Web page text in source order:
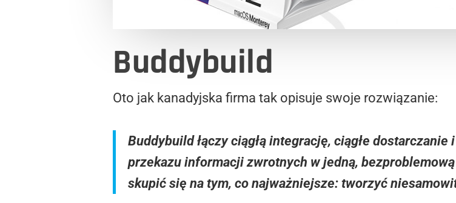
Buddybuild
Oto jak kanadyjska firma tak opisuje swoje rozwiązanie:
Buddybuild łączy ciągłą integrację, ciągłe
przekazu informacji zwrotnych w jedną,
skupić się na tym, co najważniejsze: tworzyć